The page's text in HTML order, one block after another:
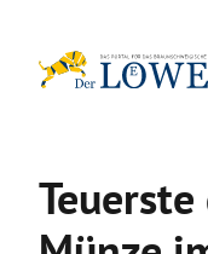
Inhalt